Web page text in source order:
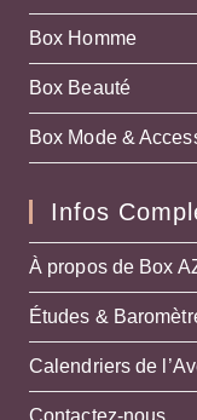
Box Homme
Box Beauté
Box Mode &
Infos
À propos de Box
Études &
Calendriers de
Contactez-nous